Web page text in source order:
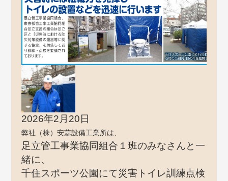
2026年2月20日
弊社（株）安蒜設備工業所は、
足立管工事業協同組合１班のみなさんと一
緒に、
千住スポーツ公園にて災害トイレ訓練点検